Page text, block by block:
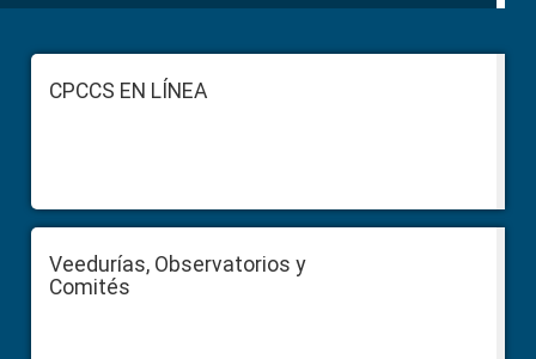
FooterCPCCS EN LÍNEA
Veedurías, Observatorios y
Comités